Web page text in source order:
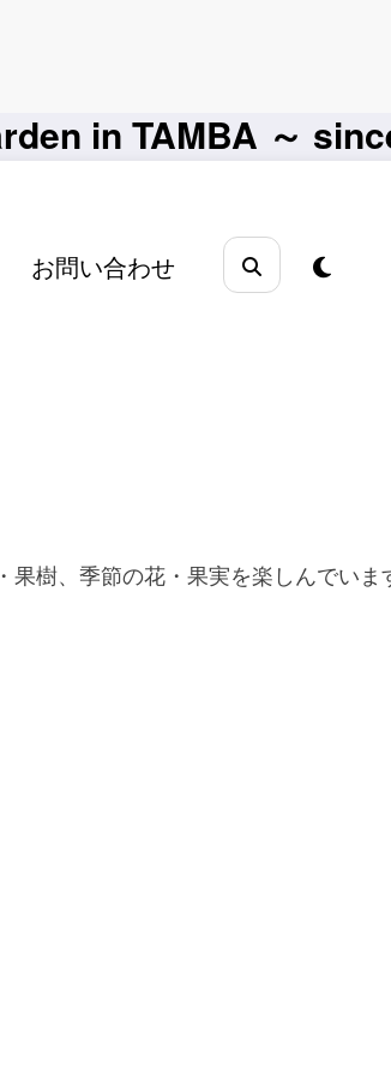
in TAMBA ～
お問い合わせ
果樹、季節の花・果実を楽しんでいま